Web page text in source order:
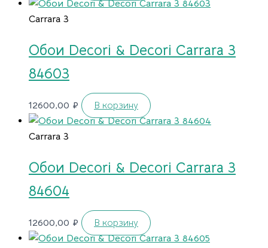
Carrara 3
Обои Decori & Decori Carrara 3
84603
12600,00 ₽ В корзину
Carrara 3
Обои Decori & Decori Carrara 3
84604
12600,00 ₽ В корзину